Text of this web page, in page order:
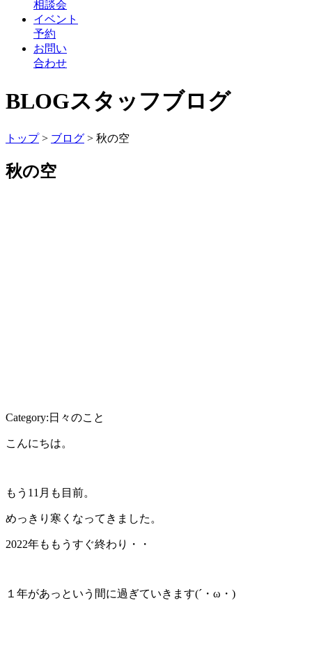
相談会
イベント
予約
お問い
合わせ
BLOGスタッフブログ
トップ> ブログ > 秋の空
秋の空
Category:日々のこと
こんにちは。
もう11月も目前。
めっきり寒くなってきました。
2022年ももうすぐ終わり・・
１年があっという間に過ぎていきます(´・ω・)